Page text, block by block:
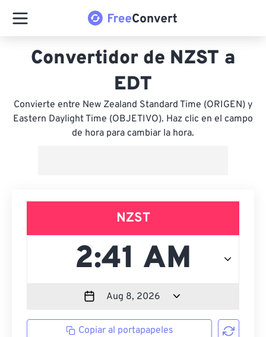
Convertidor de NZST a
EDT
Convierte entre New Zealand Standard Time (ORIGEN) y
Eastern Daylight Time (OBJETIVO). Haz clic en el campo
de hora para cambiar la hora.
NZST
Copiar al portapapeles